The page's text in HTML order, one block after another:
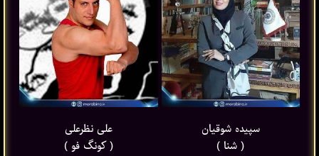
سپیده شوقیان
( شنا )
علی نظرعلی
( کونگ فو )